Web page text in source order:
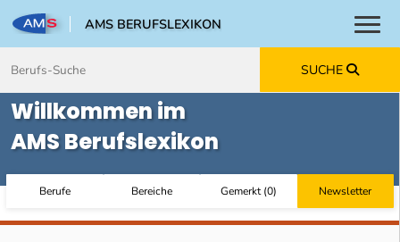
AMS BERUFSLEXIKON
SUCHE
Willkommen im
AMS Berufslexikon
Berufe Bereiche Gemerkt(0) Newsletter